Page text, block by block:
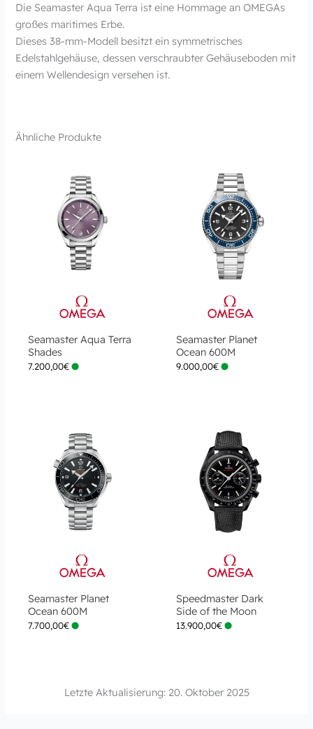
Die Seamaster Aqua Terra ist eine Hommage an OMEGAs
großes maritimes Erbe.
Dieses 38-mm-Modell besitzt ein symmetrisches
Edelstahlgehäuse, dessen verschraubter Gehäuseboden mit
einem Wellendesign versehen ist.
Ähnliche Produkte
Seamaster Aqua Terra
Shades
7.200,00€
Seamaster Planet
Ocean 600M
9.000,00€
Seamaster Planet
Ocean 600M
7.700,00€
Speedmaster Dark
Side of the Moon
13.900,00€
Letzte Aktualisierung: 20. Oktober 2025